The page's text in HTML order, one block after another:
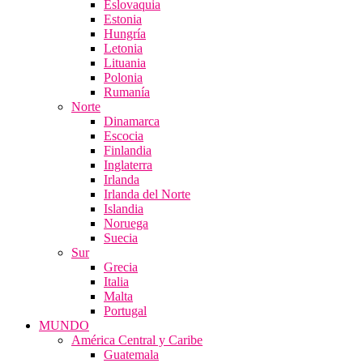
Eslovaquia
Estonia
Hungría
Letonia
Lituania
Polonia
Rumanía
Norte
Dinamarca
Escocia
Finlandia
Inglaterra
Irlanda
Irlanda del Norte
Islandia
Noruega
Suecia
Sur
Grecia
Italia
Malta
Portugal
MUNDO
América Central y Caribe
Guatemala